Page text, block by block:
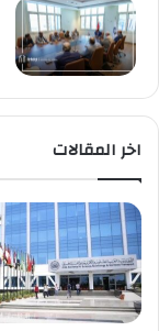
اخر المقالات